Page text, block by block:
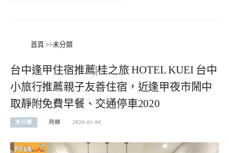
首頁 >>未分類
台中逢甲住宿推薦|桂之旅 HOTEL KUEI 台中
小旅行推薦親子友善住宿，近逢甲夜市鬧中
取靜附免費早餐、交通停車2020
未分類 阿綿 2020-01-06